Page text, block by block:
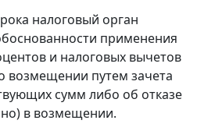
налоговый орган
применения
и налоговых вычетов
возмещении путем зачета
сумм либо об отказе
в возмещении.